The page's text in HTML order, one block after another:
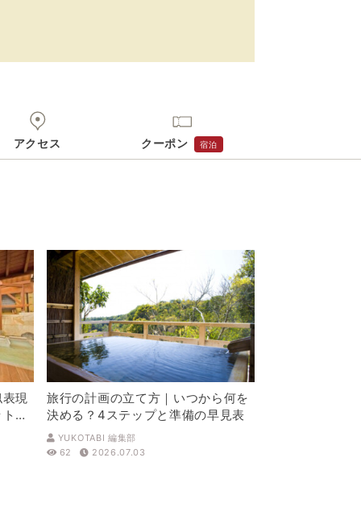
アクセス クーポン 宿泊
現
を
旅行の計画の立て方｜いつから何を
決める？4ステップと準備の早見表
YUKOTABI 編集部
62
2026.07.03